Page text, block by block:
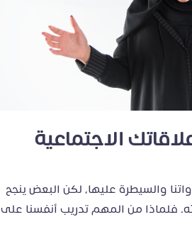
الاجتماعية
والسيطرة عليها، لكن البعض ينجح
فلماذا من المهم تدريب أنفسنا على